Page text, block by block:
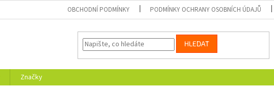
OBCHODNÍ PODMÍNKY PODMÍNKY OCHRANY OSOBNÍCH ÚDAJŮ
HLEDAT
Značky